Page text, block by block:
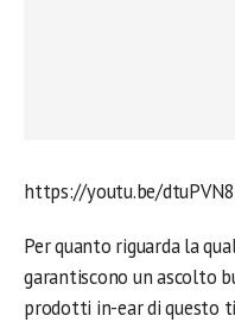
https://youtu.be/
Per quanto riguarda la
garantiscono un ascolto
prodotti in-ear di questo